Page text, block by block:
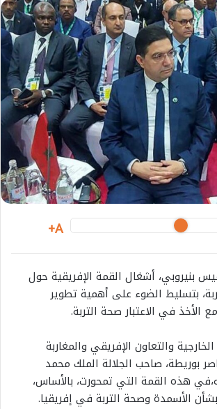
A+
بنيروبي، أشغال القمة الإفريقية حول
بتسليط الضوء على أهمية تطوير
مع الأخذ في الاعتبار صحة التربة.
الخارجية والتعاون الإفريقي والمغاربة
بوريطة، صاحب الجلالة الملك محمد
في هذه القمة التي تمحورت، بالأساس،
بشأن الأسمدة وصحة التربة في إفريقيا.